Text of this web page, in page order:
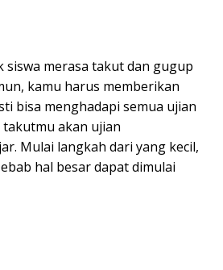
siswa merasa takut dan gugup
kamu harus memberikan
bisa menghadapi semua ujian
takutmu akan ujian
Mulai langkah dari yang kecil,
hal besar dapat dimulai